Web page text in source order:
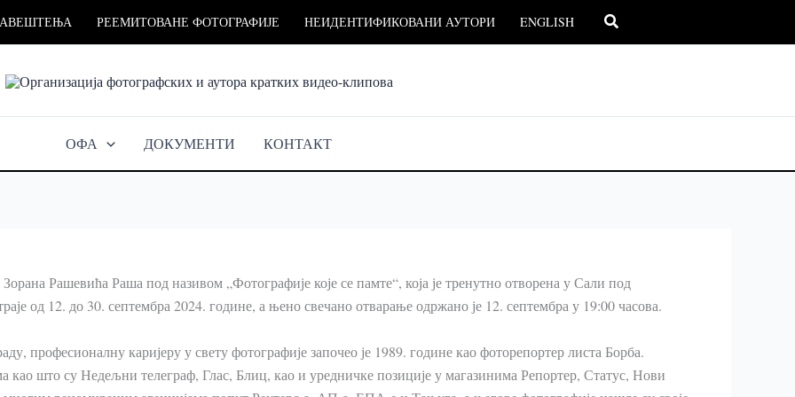
РЕЕМИТОВАНЕ ФОТОГРАФИЈЕ НЕИДЕНТИФИКОВАНИ АУТОРИ ENGLISH Претрага
ОФА ДОКУМЕНТИ КОНТАКТ
Рашевића Раша под називом „Фотографије које се памте“, која је тренутно отворена у Сали под
од 12. до 30. септембра 2024. године, а њено свечано отварање одржано је 12. септембра у 19:00 часова.
професионалну каријеру у свету фотографије започео је 1989. године као фоторепортер листа Борба.
као што су Недељни телеграф, Глас, Блиц, као и уредничке позиције у магазинима Репортер, Статус, Нови